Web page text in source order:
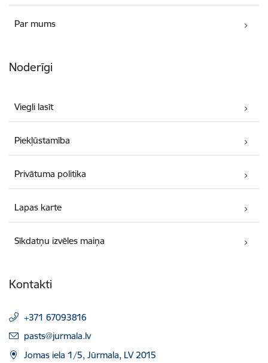
Par mums
Noderīgi
Viegli lasīt
Piekļūstamība
Privātuma politika
Lapas karte
Sīkdatņu izvēles maiņa
Kontakti
+371 67093816
E-pasts:
pasts@jurmala.lv
Jomas iela 1/5, Jūrmala, LV 2015